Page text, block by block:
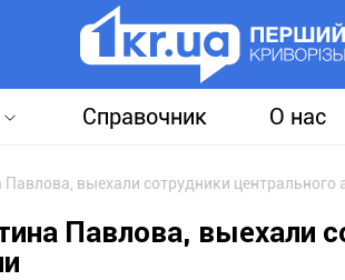
Справочник О нас
Павлова, выехали сотрудники
Павлова, выехали